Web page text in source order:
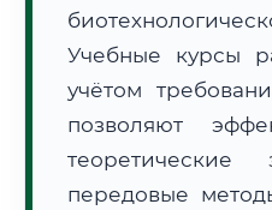
Нажмите на документ
Учебные курсы
учётом
позволяют
теоретические
передовые